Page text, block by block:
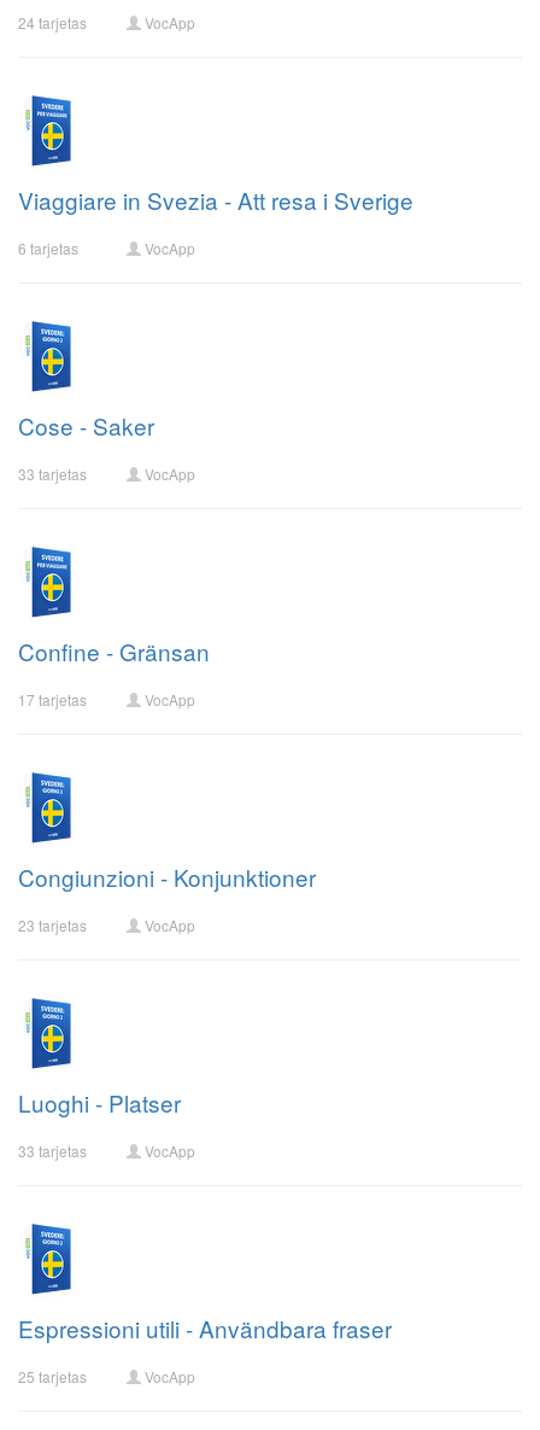
24 tarjetas VocApp
Viaggiare in Svezia - Att resa i Sverige
6 tarjetas VocApp
Cose - Saker
33 tarjetas VocApp
Confine - Gränsan
17 tarjetas VocApp
Congiunzioni - Konjunktioner
23 tarjetas VocApp
Luoghi - Platser
33 tarjetas VocApp
Espressioni utili - Användbara fraser
25 tarjetas VocApp